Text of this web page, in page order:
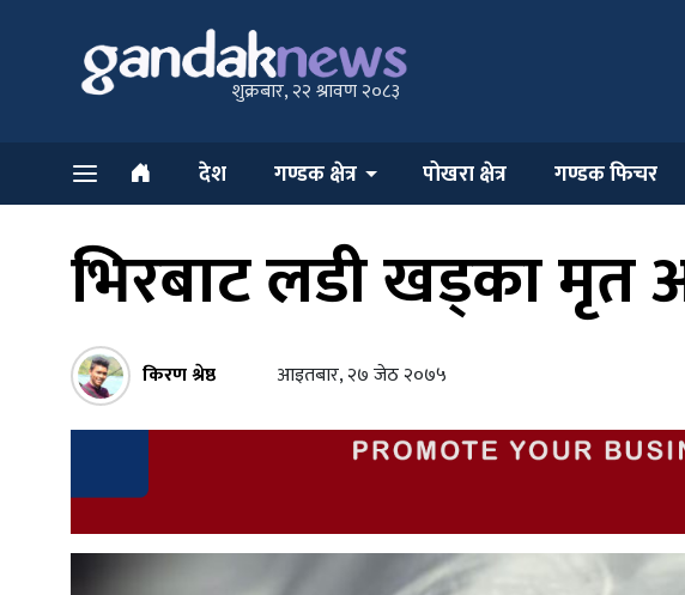
शुक्रबार, २२ श्रावण २०८३
देश गण्डक क्षेत्र पोखरा क्षेत्र गण्डक फिचर
भिरबाट लडी खड्का मृत
किरण श्रेष्ठ आइतबार, २७ जेठ २०७५